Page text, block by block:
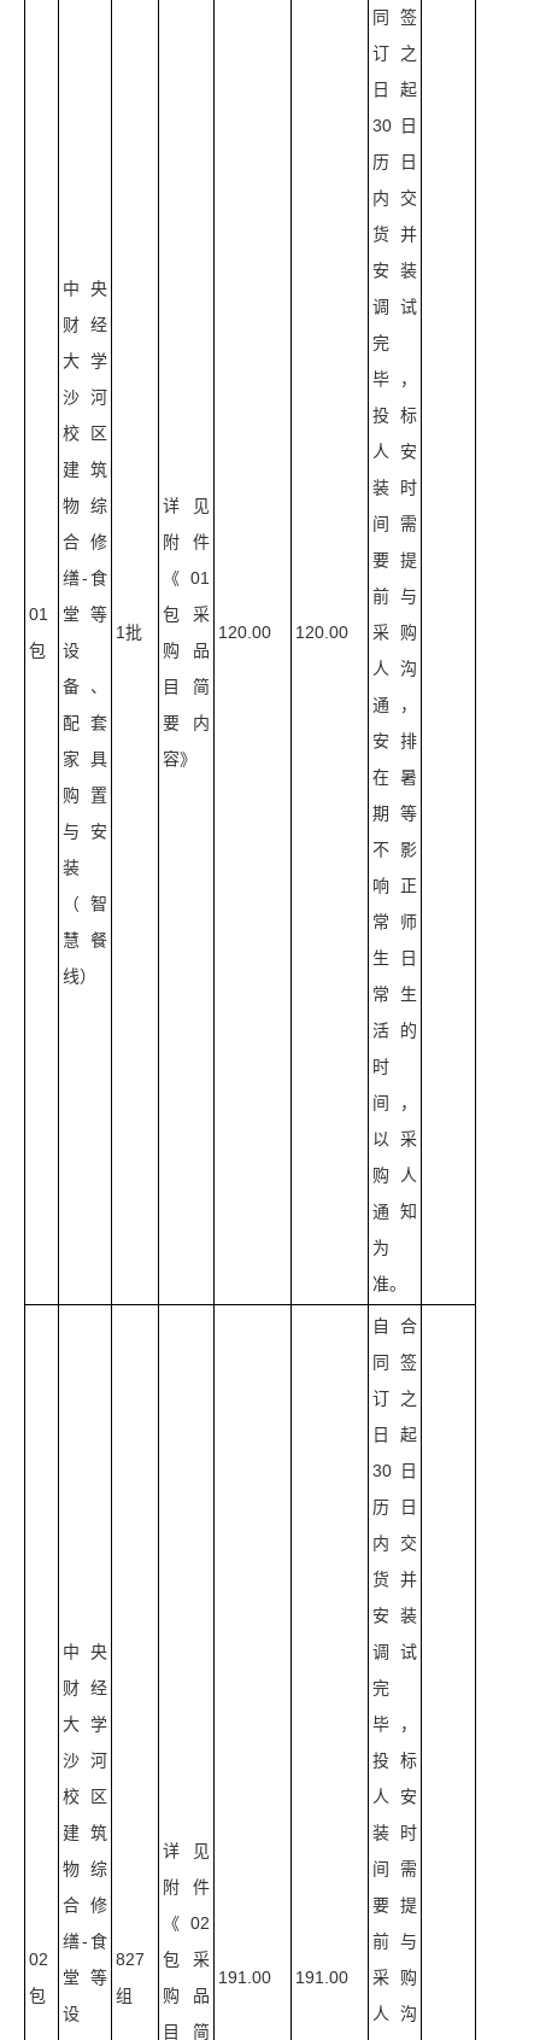
01
包
中央
财经
大学
沙河
校区
建筑
物综
合修
缮-食
堂等
设
备、
配套
家具
购置
与安
装
（智
慧餐
线）
1批
详见
附件
《01
包采
购品
目简
要内
容》
120.00 120.00
同签
订之
日起
30日
历日
内交
货并
安装
调试
完
毕，
投标
人安
装时
间需
要提
前与
采购
人沟
通，
安排
在暑
期等
不影
响正
常师
生日
常生
活的
时
间，
以采
购人
通知
为
准。
02
包
中央
财经
大学
沙河
校区
建筑
物综
合修
缮-食
堂等
设
827
组
详见
附件
《02
包采
购品
目简
191.00 191.00
自合
同签
订之
日起
30日
历日
内交
货并
安装
调试
完
毕，
投标
人安
装时
间需
要提
前与
采购
人沟